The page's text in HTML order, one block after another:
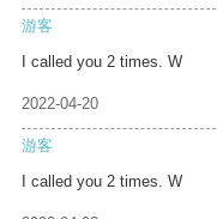
游客
I called you 2 times. W
2022-04-20
游客
I called you 2 times. W